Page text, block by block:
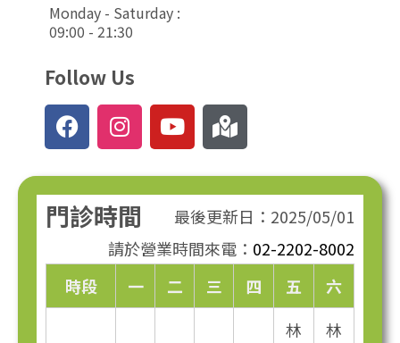
Monday - Saturday :
09:00 - 21:30
Follow Us
門診時間
最後更新日：2025/05/01
請於營業時間來電： 02-2202-8002
時段
一 二 三 四 五 六
林
林